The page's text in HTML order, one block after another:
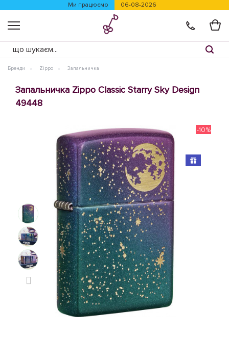
Ми працюємо 06-08-2026
Бренди Zippo Запальничка
Запальничка Zippo Classic Starry Sky Design
49448
-10%